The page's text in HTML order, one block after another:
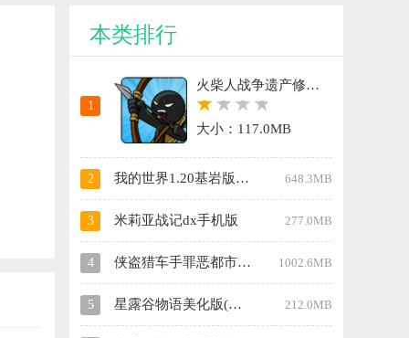
本类排行
1
火柴人战争遗产修改器FF版
大小：117.0MB
2 我的世界1.20基岩版手机版 648.3MB
3 米莉亚战记dx手机版 277.0MB
4 侠盗猎车手罪恶都市中文版 1002.6MB
5 星露谷物语美化版(无限金币) 212.0MB